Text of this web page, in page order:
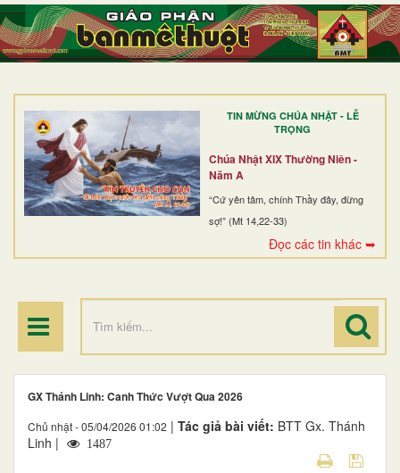
TIN MỪNG CHÚA NHẬT - LỄ
TRỌNG
Chúa Nhật XIX Thường Niên -
Năm A
“Cứ yên tâm, chính Thầy đây, đừng
sợ!” (Mt 14,22-33)
Đọc các tin khác ➥
TRANG NHẤT
GIỚI THIỆU
DÒNG TU
BAN MỤC VỤ
ĐOÀN THỂ CG
ĐIỂM HÀNH HƯƠNG
GX Thánh Linh: Canh Thức Vượt Qua 2026
Chủ nhật - 05/04/2026 01:02 | Tác giả bài viết: BTT Gx. Thánh
Linh |
1487